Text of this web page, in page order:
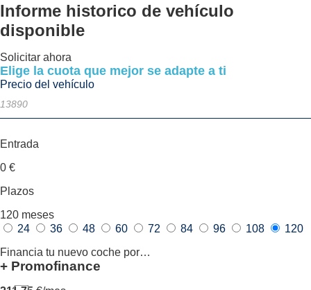
Informe historico de vehículo
disponible
Solicitar ahora
Elige la cuota que mejor se adapte a ti
Precio del vehículo
Entrada
0 €
Plazos
120 meses
24
36 48 60 72 84 96 108
120
Financia tu nuevo coche por…
+ Promofinance